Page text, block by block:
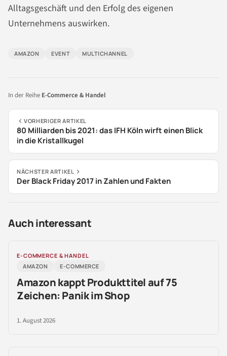
Alltagsgeschäft und den Erfolg des eigenen
Unternehmens auswirken.
AMAZON EVENT MULTICHANNEL
In der Reihe E-Commerce & Handel
VORHERIGER ARTIKEL
80 Milliarden bis 2021: das IFH Köln wirft einen Blick
in die Kristallkugel
NÄCHSTER ARTIKEL
Der Black Friday 2017 in Zahlen und Fakten
Auch interessant
E-COMMERCE & HANDEL
AMAZON
E-COMMERCE
Amazon kappt Produkttitel auf 75
Zeichen: Panik im Shop
1. August 2026